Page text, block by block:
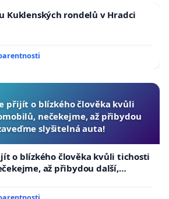
Kuklenských rondelů v Hradci
přijít o blízkého člověka kvůli
nečekejme, až přibydou
slyšitelná auta!
o blízkého člověka kvůli tichosti
až přibydou další,
auta!